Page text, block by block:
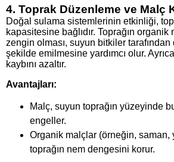
4. Toprak Düzenleme ve Malç
Doğal sulama sistemlerinin etkinliği,
kapasitesine bağlıdır. Toprağın organik
zengin olması, suyun bitkiler
şekilde emilmesine yardımcı olur.
kaybını azaltır.
Avantajları:
Malç, suyun toprağın yüzeyinde
engeller.
Organik malçlar (örneğin, saman,
toprağın nem dengesini korur.